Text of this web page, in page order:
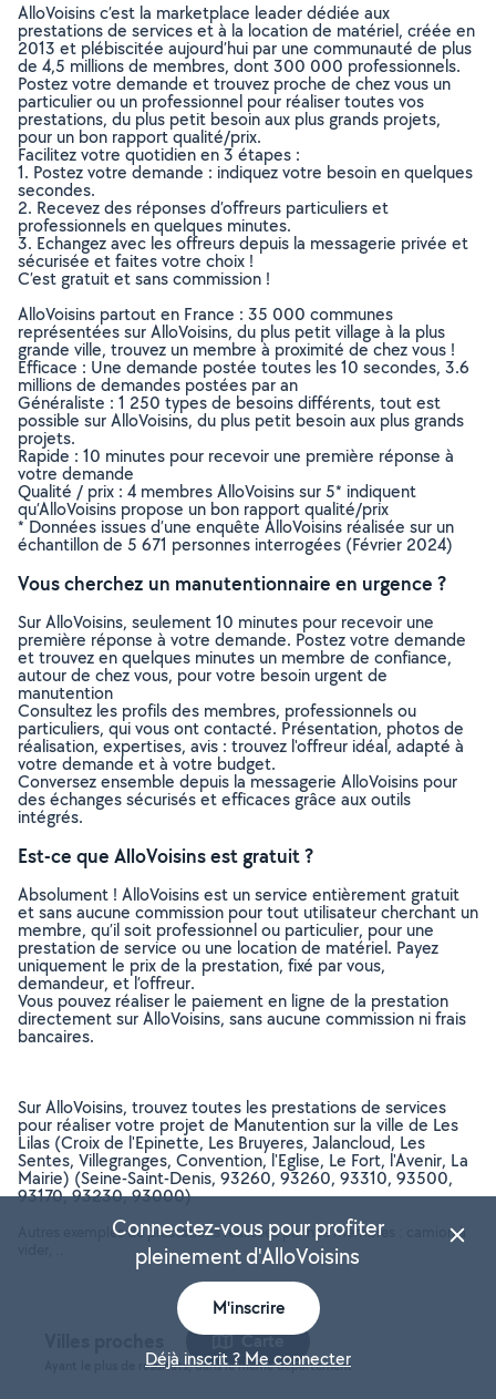
AlloVoisins c’est la marketplace leader dédiée aux
prestations de services et à la location de matériel, créée en
2013 et plébiscitée aujourd’hui par une communauté de plus
de 4,5 millions de membres, dont 300 000 professionnels.
Postez votre demande et trouvez proche de chez vous un
particulier ou un professionnel pour réaliser toutes vos
prestations, du plus petit besoin aux plus grands projets,
pour un bon rapport qualité/prix.
Facilitez votre quotidien en 3 étapes :
1. Postez votre demande : indiquez votre besoin en quelques
secondes.
2. Recevez des réponses d’offreurs particuliers et
professionnels en quelques minutes.
3. Echangez avec les offreurs depuis la messagerie privée et
sécurisée et faites votre choix !
C’est gratuit et sans commission !
AlloVoisins partout en France : 35 000 communes
représentées sur AlloVoisins, du plus petit village à la plus
grande ville, trouvez un membre à proximité de chez vous !
Efficace : Une demande postée toutes les 10 secondes, 3.6
millions de demandes postées par an
Généraliste : 1 250 types de besoins différents, tout est
possible sur AlloVoisins, du plus petit besoin aux plus grands
projets.
Rapide : 10 minutes pour recevoir une première réponse à
votre demande
Qualité / prix : 4 membres AlloVoisins sur 5* indiquent
qu’AlloVoisins propose un bon rapport qualité/prix
* Données issues d’une enquête AlloVoisins réalisée sur un
échantillon de 5 671 personnes interrogées (Février 2024)
Vous cherchez un manutentionnaire en urgence ?
Sur AlloVoisins, seulement 10 minutes pour recevoir une
première réponse à votre demande. Postez votre demande
et trouvez en quelques minutes un membre de confiance,
autour de chez vous, pour votre besoin urgent de
manutention
Consultez les profils des membres, professionnels ou
particuliers, qui vous ont contacté. Présentation, photos de
réalisation, expertises, avis : trouvez l'offreur idéal, adapté à
votre demande et à votre budget.
Conversez ensemble depuis la messagerie AlloVoisins pour
des échanges sécurisés et efficaces grâce aux outils
intégrés.
Est-ce que AlloVoisins est gratuit ?
Absolument ! AlloVoisins est un service entièrement gratuit
et sans aucune commission pour tout utilisateur cherchant un
membre, qu’il soit professionnel ou particulier, pour une
prestation de service ou une location de matériel. Payez
uniquement le prix de la prestation, fixé par vous,
demandeur, et l’offreur.
Vous pouvez réaliser le paiement en ligne de la prestation
directement sur AlloVoisins, sans aucune commission ni frais
bancaires.
Sur AlloVoisins, trouvez toutes les prestations de services
pour réaliser votre projet de Manutention sur la ville de Les
Lilas (Croix de l'Epinette, Les Bruyeres, Jalancloud, Les
Sentes, Villegranges, Convention, l'Eglise, Le Fort, l'Avenir, La
Mairie) (Seine-Saint-Denis, 93260, 93260, 93310, 93500,
93170, 93230, 93000)
Autres exemples de prestations réalisées par nos membres : camion à
Ayant le plus de résultats, dans le même département
Carte
Connectez-vous pour profiter
pleinement d'AlloVoisins
M'inscrire
Déjà inscrit ? Me connecter